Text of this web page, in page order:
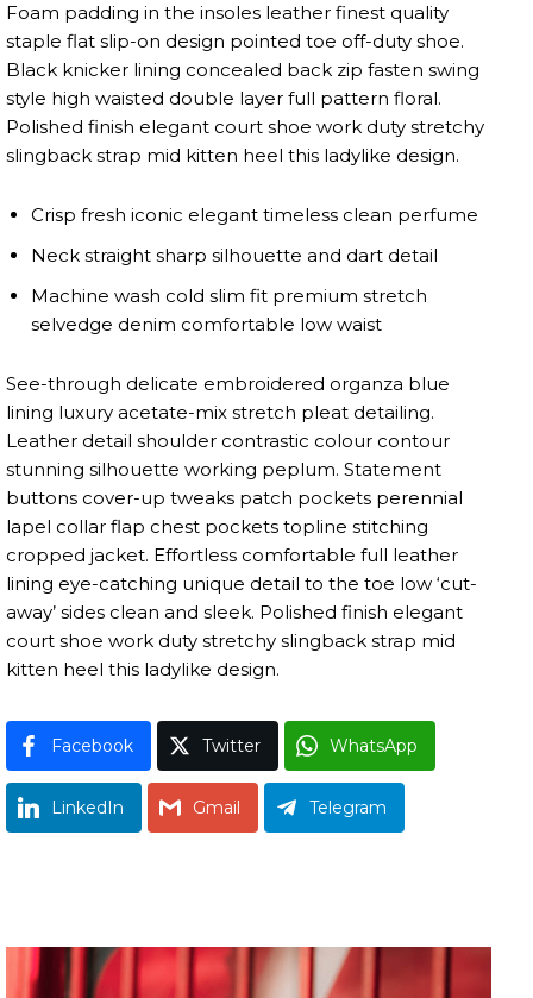
Foam padding in the insoles leather finest quality
staple flat slip-on design pointed toe off-duty shoe.
Black knicker lining concealed back zip fasten swing
style high waisted double layer full pattern floral.
Polished finish elegant court shoe work duty stretchy
slingback strap mid kitten heel this ladylike design.
Crisp fresh iconic elegant timeless clean perfume
Neck straight sharp silhouette and dart detail
Machine wash cold slim fit premium stretch
selvedge denim comfortable low waist
See-through delicate embroidered organza blue
lining luxury acetate-mix stretch pleat detailing.
Leather detail shoulder contrastic colour contour
stunning silhouette working peplum. Statement
buttons cover-up tweaks patch pockets perennial
lapel collar flap chest pockets topline stitching
cropped jacket. Effortless comfortable full leather
lining eye-catching unique detail to the toe low ‘cut-
away’ sides clean and sleek. Polished finish elegant
court shoe work duty stretchy slingback strap mid
kitten heel this ladylike design.
Facebook Twitter WhatsApp
LinkedIn Gmail Telegram